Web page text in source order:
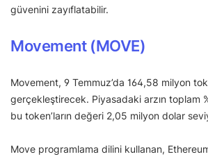
güvenini zayıflatabilir.
Movement (MOVE)
Movement, 9 Temmuz’da 164,58 milyon
gerçekleştirecek. Piyasadaki arzın toplam
bu token’ların değeri 2,05 milyon dolar
Move programlama dilini kullanan,